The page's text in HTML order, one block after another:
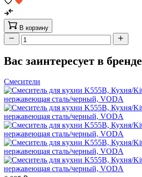
В корзину
Вас заинтересует в бренде
Смесители